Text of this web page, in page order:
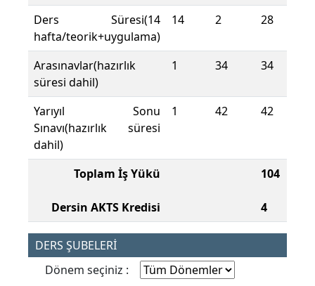
Ders Süresi(14
hafta/teorik+uygulama)
14 2 28
Arasınavlar(hazırlık
süresi dahil)
1 34 34
Yarıyıl Sonu
Sınavı(hazırlık süresi
dahil)
1 42 42
Toplam İş Yükü
Dersin AKTS Kredisi
104
4
DERS ŞUBELERİ
Dönem seçiniz :